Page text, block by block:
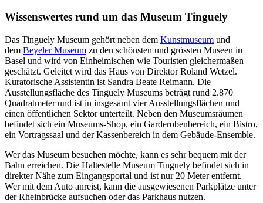
Wissenswertes rund um das Museum Tinguely
Das Tinguely Museum gehört neben dem Kunstmuseum und
dem Beyeler Museum zu den schönsten und grössten Museen in
Basel und wird von Einheimischen wie Touristen gleichermaßen
geschätzt. Geleitet wird das Haus von Direktor Roland Wetzel.
Kuratorische Assistentin ist Sandra Beate Reimann. Die
Ausstellungsfläche des Tinguely Museums beträgt rund 2.870
Quadratmeter und ist in insgesamt vier Ausstellungsflächen und
einen öffentlichen Sektor unterteilt. Neben den Museumsräumen
befindet sich ein Museums-Shop, ein Garderobenbereich, ein Bistro,
ein Vortragssaal und der Kassenbereich in dem Gebäude-Ensemble.
Wer das Museum besuchen möchte, kann es sehr bequem mit der
Bahn erreichen. Die Haltestelle Museum Tinguely befindet sich in
direkter Nähe zum Eingangsportal und ist nur 20 Meter entfernt.
Wer mit dem Auto anreist, kann die ausgewiesenen Parkplätze unter
der Rheinbrücke aufsuchen oder das Parkhaus nutzen.